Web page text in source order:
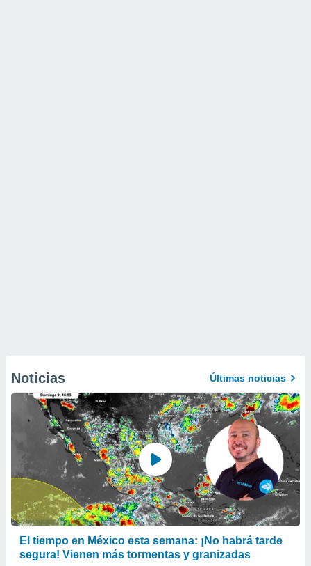
Noticias Últimas noticias
El tiempo en México esta semana: ¡No habrá tarde
segura! Vienen más tormentas y granizadas